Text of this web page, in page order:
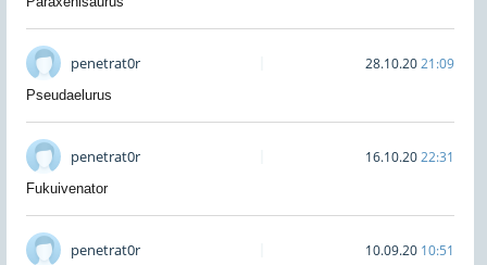
penetrat0r 28.10.2021:09
Pseudaelurus
penetrat0r 16.10.2022:31
Fukuivenator
penetrat0r 10.09.20 10:51